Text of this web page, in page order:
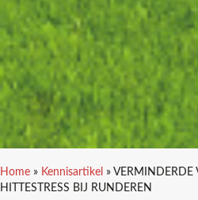
Home » Kennisartikel » VERMINDERDE
HITTESTRESS BIJ RUNDEREN